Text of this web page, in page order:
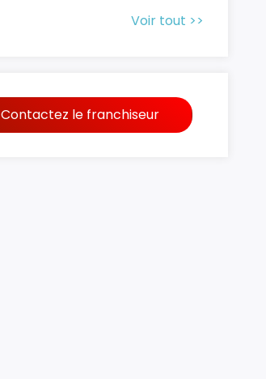
Voir tout >>
Contactez le franchiseur